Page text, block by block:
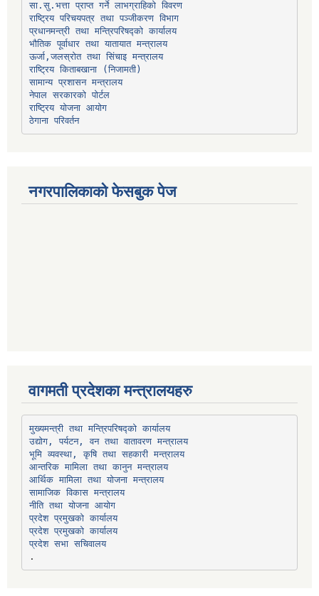
सा.सु.भत्ता प्राप्त गर्ने लाभग्राहिको विवरण
राष्ट्रिय परिचयपत्र तथा पञ्‍जीकरण विभाग
प्रधानमन्त्री तथा मन्त्रिपरिषद्को कार्यालय
भौतिक पूर्वाधार तथा यातायात मन्त्रालय
ऊर्जा,जलस्रोत तथा सिंचाइ मन्त्रालय
सामान्य प्रशासन मन्त्रालय
नेपाल सरकारको पोर्टल
राष्ट्रिय योजना आयोग
ठेगाना परिवर्तन
नगरपालिकाको फेसबुक पेज
वागमती प्रदेशका मन्त्रालयहरु
मुख्यमन्त्री तथा मन्त्रिपरिषद्को कार्यालय
उद्योग, पर्यटन, वन तथा वातावरण मन्त्रालय
भूमि व्यवस्था, कृषि तथा सहकारी मन्त्रालय
आन्तरिक मामिला तथा कानुन मन्त्रालय
आर्थिक मामिला तथा योजना मन्त्रालय
सामाजिक विकास मन्त्रालय
नीति तथा योजना आयोग
प्रदेश प्रमुखको कार्यालय
प्रदेश प्रमुखको कार्यालय
प्रदेश सभा सचिवालय